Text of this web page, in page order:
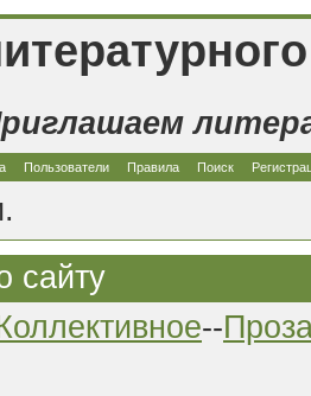
Пользователи Правила Поиск
сайту
--